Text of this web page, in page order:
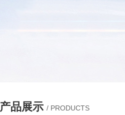
产品展示 / PRODUCTS